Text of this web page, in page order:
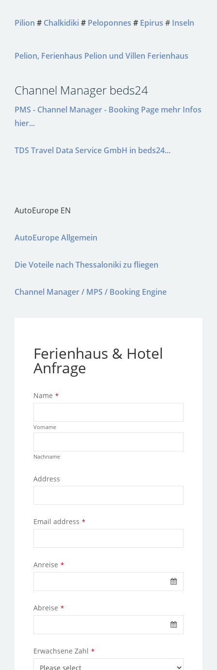
Pilion # Chalkidiki # Peloponnes # Epirus # Inseln
Pelion, Ferienhaus Pelion und Villen Ferienhaus
Channel Manager beds24
PMS - Channel Manager - Booking Page mehr Infos
hier...
TDS Travel Data Service GmbH in beds24...
AutoEurope EN
AutoEurope Allgemein
Die Voteile nach Thessaloniki zu fliegen
Channel Manager / MPS / Booking Engine